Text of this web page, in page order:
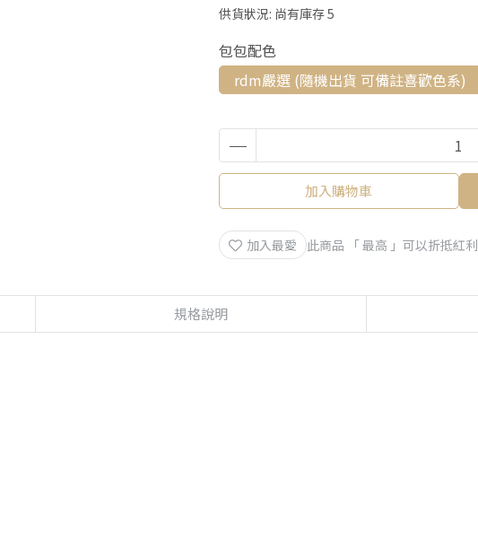
供貨狀況: 尚有庫存 5
包包配色
rdm嚴選 (隨機出貨 可備註喜歡色系)
加入購物車
加入最愛 此商品 「 最高 」可以折抵紅利
規格說明